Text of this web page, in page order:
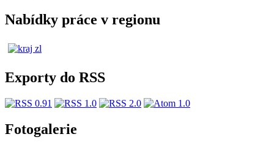
Nabídky práce v regionu
Exporty do RSS
Fotogalerie